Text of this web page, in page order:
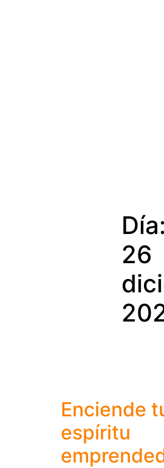
Día:
26
Enciende
espíritu